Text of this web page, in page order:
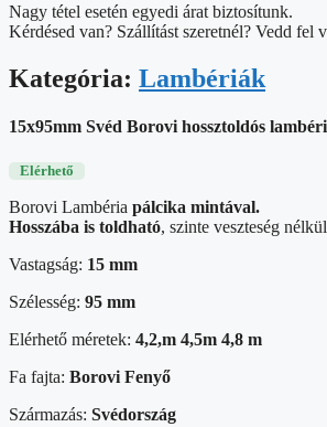
Nagy tétel esetén egyedi árat biztosítunk.
Kérdésed van? Szállítást szeretnél? Vedd fel
Kategória: Lambériák
15x95mm Svéd Borovi hossztoldós
Elérhető
Borovi Lambéria pálcika mintával.
Hosszába is toldható, szinte veszteség
Vastagság: 15 mm
Szélesség: 95 mm
Elérhető méretek: 4,2,m 4,5m 4,8 m
Fa fajta: Borovi Fenyő
Származás: Svédország